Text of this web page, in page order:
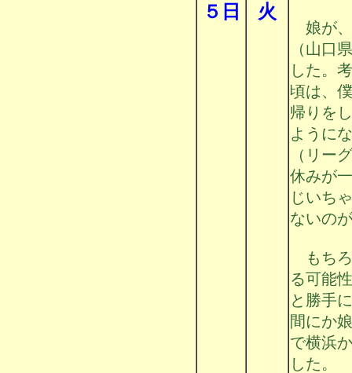
５日 火
娘が、
（山口
した。
頃は、
帰りを
ように
（リー
休みが
じいち
ないの
もちろ
る可能
と勝手
間にか
で横浜
した。